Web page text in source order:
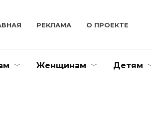
РЕКЛАМА О ПРОЕКТЕ
Женщинам Детям